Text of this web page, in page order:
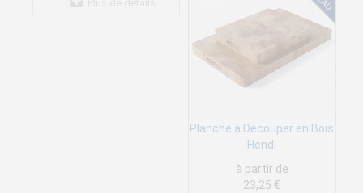
Planche à Découper en Bois
Hendi
à partir de
23,25 €